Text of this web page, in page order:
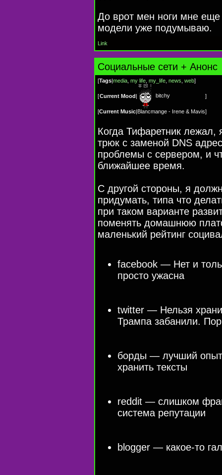
До врот мен ноги мне
модели уже подумываю.
Link
Cоциальные сети + Анонс
[Tags media my life my_life news web]
[Current Mood bitchy ]
[Current Music Blancmange - Irene & Mavis]
Когда Тифаретник лежал,
трюк с заменой DNS
проблемы с сервером, и
ближайшее время.
С другой стороны, я
придумать, типа что
при таком варианте
поменять домашнюю
маленький рейтинг
facebook — Нет и
просто ужасна
twitter — Нельзя
Трампа забанили.
борды — лучший
хранить тексты
reddit — слишком
система репутации
blogger — какое-то